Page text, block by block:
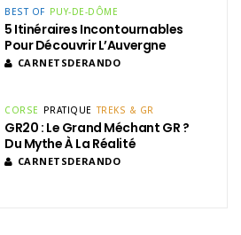
BEST OF PUY-DE-DÔME
5 Itinéraires Incontournables
Pour Découvrir L’Auvergne
CARNETSDERANDO
CORSE PRATIQUE TREKS & GR
GR20 : Le Grand Méchant GR ?
Du Mythe À La Réalité
CARNETSDERANDO